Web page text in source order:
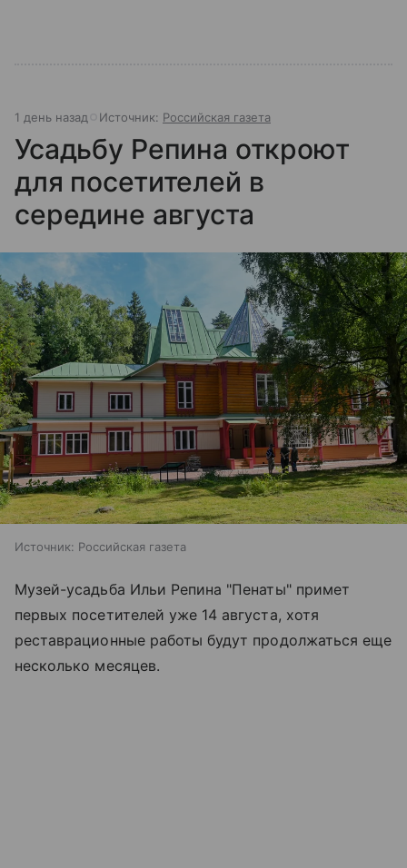
1 день назад Источник: Российская газета
Усадьбу Репина откроют
для посетителей в
середине августа
Источник: Российская газета
Музей-усадьба Ильи Репина "Пенаты" примет
первых посетителей уже 14 августа, хотя
реставрационные работы будут продолжаться еще
несколько месяцев.